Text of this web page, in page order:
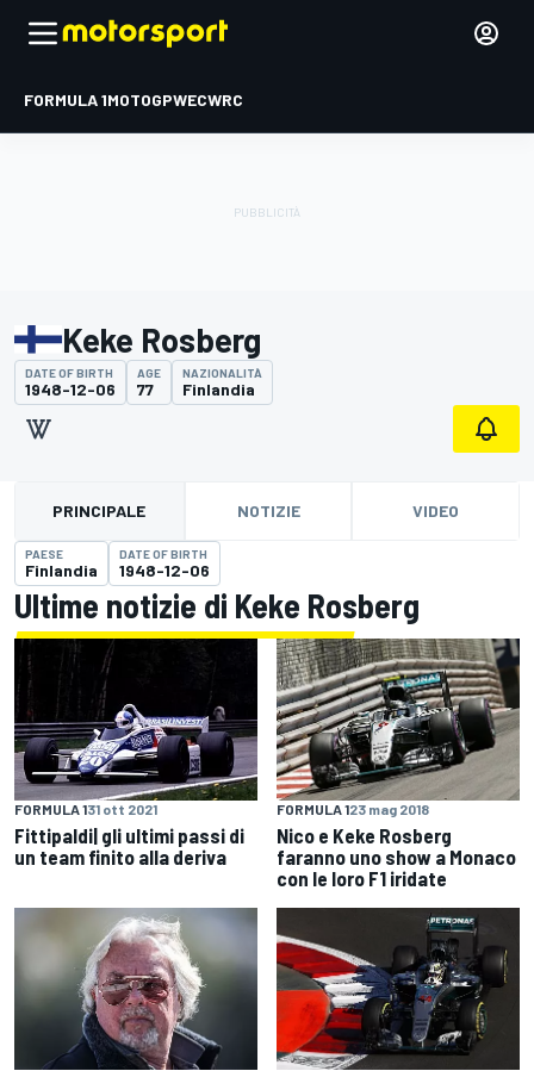
FORMULA 1MOTOGPWECWRC
Keke Rosberg
DATE OF BIRTH
1948-12-06
AGE
77
NAZIONALITÀ
Finlandia
PRINCIPALE NOTIZIE VIDEO
PAESE
Finlandia
DATE OF BIRTH
1948-12-06
Ultime notizie di Keke Rosberg
FORMULA 131 ott 2021
Fittipaldi| gli ultimi passi di
un team finito alla deriva
FORMULA 123 mag 2018
Nico e Keke Rosberg
faranno uno show a Monaco
con le loro F1 iridate